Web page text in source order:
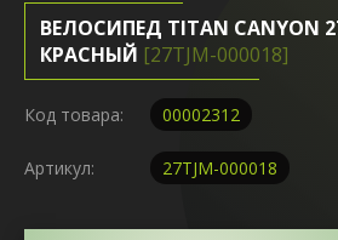
ВЕЛОСИПЕД TITAN CANYON
КРАСНЫЙ [27TJM-000018]
Код товара: 00002312
Артикул: 27TJM-000018